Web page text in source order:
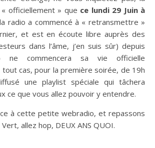
officiellement » que ce lundi 29 Juin à
radio a commencé à « retransmettre »
et est en écoute libre auprès des
dans l’âme, j’en suis sûr) depuis
ne commencera sa vie officielle
tout cas, pour la première soirée, de 19h
une playlist spéciale qui tâchera
ce que vous allez pouvoir y entendre.
à cette petite webradio, et repassons
allez hop, DEUX ANS QUOI.